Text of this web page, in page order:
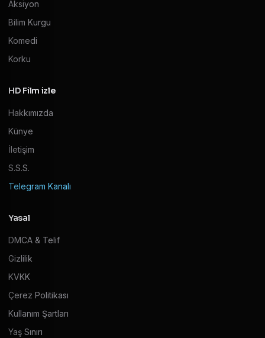
Aksiyon
Bilim Kurgu
Komedi
Korku
HD Film izle
Hakkımızda
Künye
İletişim
S.S.S.
Telegram Kanalı
Yasal
DMCA & Telif
Gizlilik
KVKK
Çerez Politikası
Kullanım Şartları
Yaş Sınırı